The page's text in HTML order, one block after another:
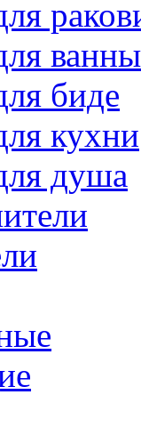
ванны
биде
кухни
душа